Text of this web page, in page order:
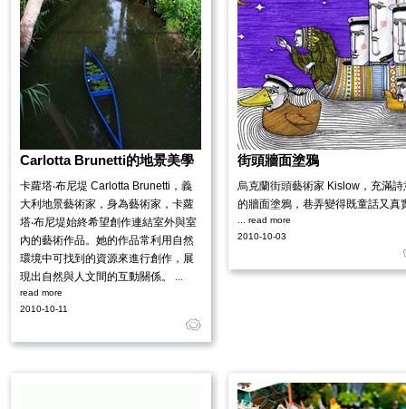
Carlotta Brunetti的地景美學
卡蘿塔‧布尼堤 Carlotta Brunetti，義
大利地景藝術家，身為藝術家，卡蘿
塔‧布尼堤始終希望創作連結室外與室
內的藝術作品。她的作品常利用自然
環境中可找到的資源來進行創作，展
現出自然與人文間的互動關係。
read more
2010-10-11
街頭牆面塗鴉
烏克蘭街頭藝術家 Kislow，充滿詩
的牆面塗鴉，巷弄變得既童話又真
... read more
2010-10-03